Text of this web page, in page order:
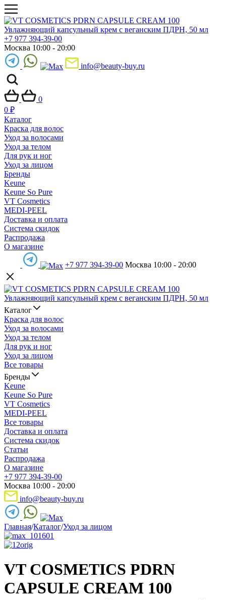
+7 977 394-39-00
Москва 10:00 - 20:00
info@beauty-buy.ru
0
0 ₽
Каталог
Краска для волос
Уход за волосами
Уход за телом
Для рук и ног
Уход за лицом
Бренды
Keune
Keune So Pure
VT Cosmetics
MEDI-PEEL
Доставка и оплата
Система скидок
Распродажа
О магазине
+7 977 394-39-00 Москва 10:00 - 20:00
Каталог
Краска для волос
Уход за волосами
Уход за телом
Для рук и ног
Уход за лицом
Все товары
Бренды
Keune
Keune So Pure
VT Cosmetics
MEDI-PEEL
Все товары
Доставка и оплата
Система скидок
Статьи
Распродажа
О магазине
+7 977 394-39-00
Москва 10:00 - 20:00
info@beauty-buy.ru
Главная/Каталог/Уход за лицом
VT COSMETICS PDRN
CAPSULE CREAM 100